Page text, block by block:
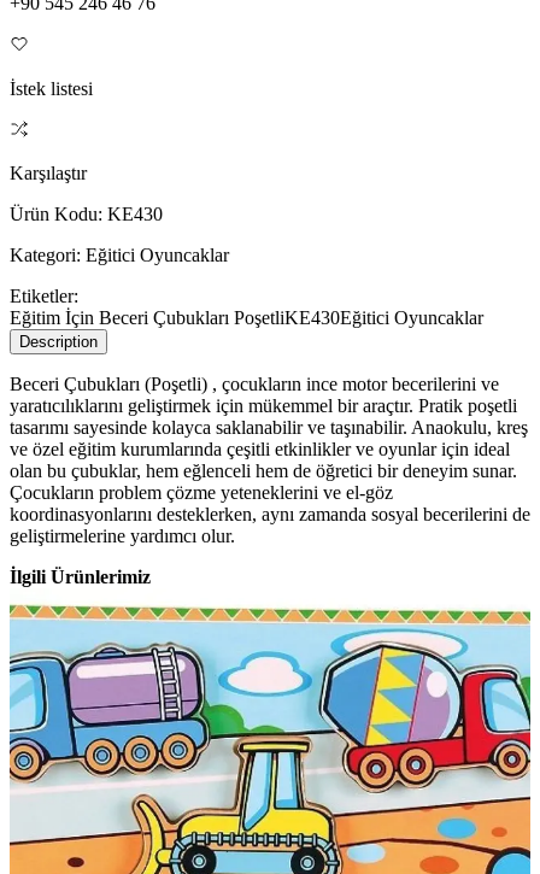
İstek listesi
Karşılaştır
Ürün Kodu: KE430
Kategori: Eğitici Oyuncaklar
Etiketler:
Eğitim İçin Beceri Çubukları PoşetliKE430Eğitici Oyuncaklar
Description
Beceri Çubukları (Poşetli) , çocukların ince motor becerilerini ve
yaratıcılıklarını geliştirmek için mükemmel bir araçtır. Pratik poşetli
tasarımı sayesinde kolayca saklanabilir ve taşınabilir. Anaokulu, kreş
ve özel eğitim kurumlarında çeşitli etkinlikler ve oyunlar için ideal
olan bu çubuklar, hem eğlenceli hem de öğretici bir deneyim sunar.
Çocukların problem çözme yeteneklerini ve el-göz
koordinasyonlarını desteklerken, aynı zamanda sosyal becerilerini de
geliştirmelerine yardımcı olur.
İlgili Ürünlerimiz